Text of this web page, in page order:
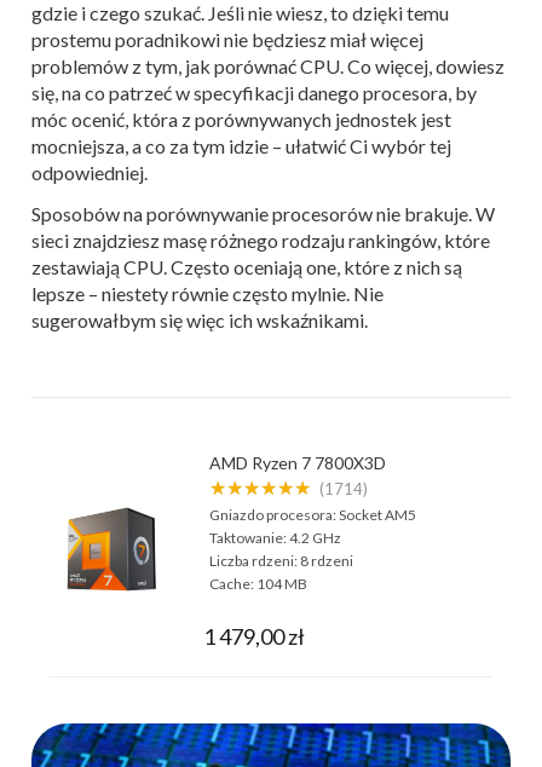
gdzie i czego szukać. Jeśli nie wiesz, to dzięki temu
prostemu poradnikowi nie będziesz miał więcej
problemów z tym, jak porównać CPU. Co więcej, dowiesz
się, na co patrzeć w specyfikacji danego procesora, by
móc ocenić, która z porównywanych jednostek jest
mocniejsza, a co za tym idzie – ułatwić Ci wybór tej
odpowiedniej.
Sposobów na porównywanie procesorów nie brakuje. W
sieci znajdziesz masę różnego rodzaju rankingów, które
zestawiają CPU. Często oceniają one, które z nich są
lepsze – niestety równie często mylnie. Nie
sugerowałbym się więc ich wskaźnikami.
AMD Ryzen 7 7800X3D
★★★★★★ (1714)
Gniazdo procesora:Socket AM5
Taktowanie:4.2 GHz
Liczba rdzeni: 8 rdzeni
Cache: 104 MB
1 479,00 zł